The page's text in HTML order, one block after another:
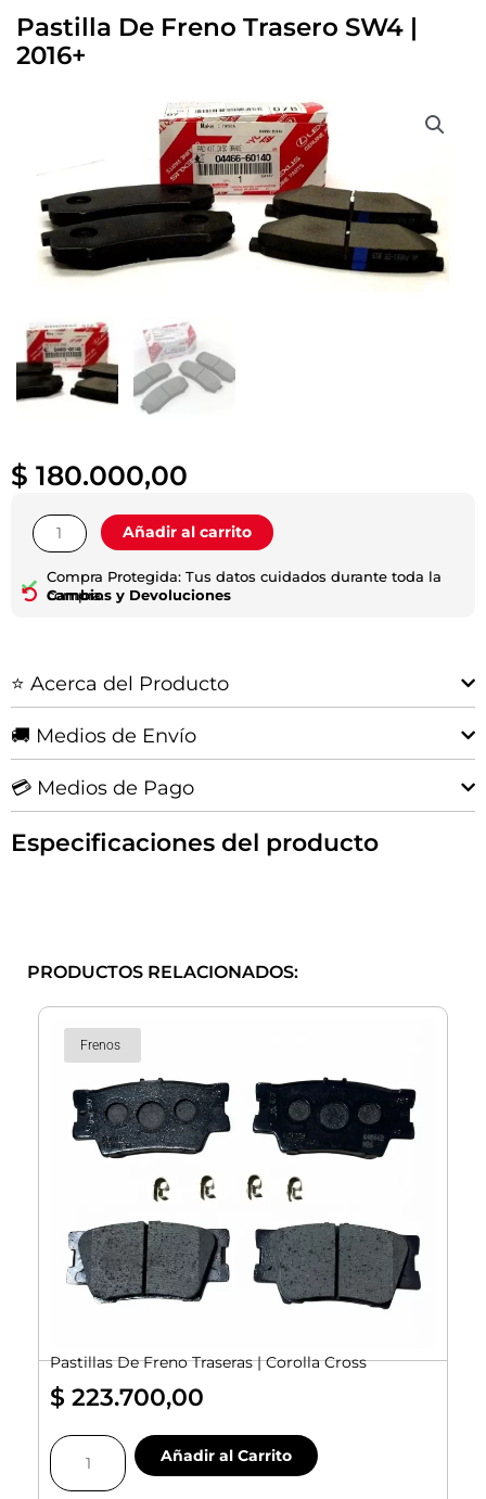
Pastilla De Freno Trasero SW4 |
2016+
$ 180.000,00
Pastilla
De
Trasero
cantidad
Añadir al carrito
Compra Protegida: Tus datos cuidados durante toda la
compra.
Cambios y Devoluciones
⭐ Acerca del Producto
🚚 Medios de Envío
💳 Medios de Pago
Especificaciones del producto
PRODUCTOS RELACIONADOS:
Frenos
Pastillas De Freno Traseras | Corolla Cross
$ 223.700,00
Pastillas
Freno
Añadir al Carrito